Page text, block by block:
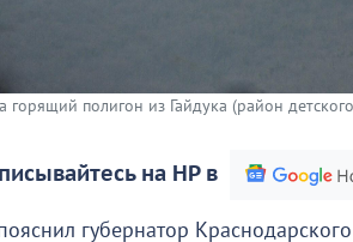
горящий полигон из Гайдука (район
на НР в
губернатор